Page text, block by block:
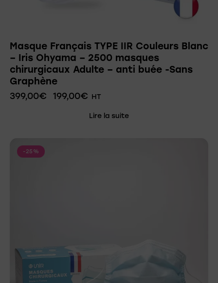
Masque Français TYPE IIR Couleurs Blanc
– Iris Ohyama – 2500 masques
chirurgicaux Adulte – anti buée -Sans
Graphène
399,00€ 199,00€ HT
Lire la suite
-25%